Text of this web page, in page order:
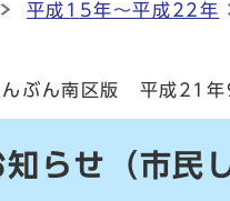
平成15年～平成22年
んぶん南区版 平成21年
らせ（市民